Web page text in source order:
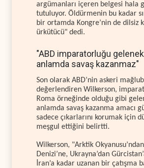
argümanları içeren belgesi hala
tutuluyor. Öldürmenin bu kadar
bir ortamda Kongre’nin de dilsiz
ürkütücü" dedi.
"ABD imparatorluğu
anlamda savaş kazanmaz"
Son olarak ABD’nin askeri
değerlendiren Wilkerson,
Roma örneğinde olduğu gibi
anlamda savaş kazanma amacı
sadece çıkarlarını korumak için
meşgul ettiğini belirtti.
Wilkerson, "Arktik
Denizi’ne, Ukrayna’dan
İran’a kadar uzanan bir çatışma